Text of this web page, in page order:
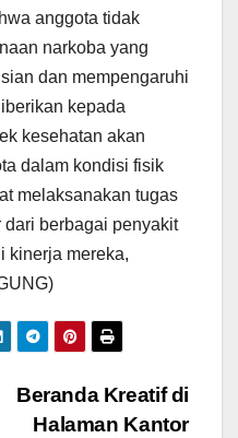
anggota tidak
narkoba yang
dan mempengaruhi
kepada
kesehatan akan
dalam kondisi fisik
melaksanakan tugas
berbagai penyakit
kinerja mereka,
Beranda Kreatif di
Halaman Kantor